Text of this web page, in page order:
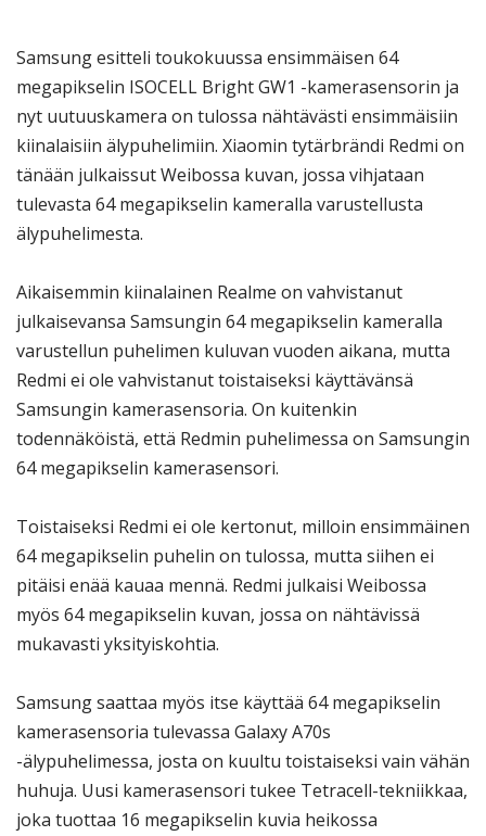
Samsung esitteli toukokuussa ensimmäisen 64
megapikselin ISOCELL Bright GW1 -kamerasensorin ja
nyt uutuuskamera on tulossa nähtävästi ensimmäisiin
kiinalaisiin älypuhelimiin. Xiaomin tytärbrändi Redmi on
tänään julkaissut Weibossa kuvan, jossa vihjataan
tulevasta 64 megapikselin kameralla varustellusta
älypuhelimesta.
Aikaisemmin kiinalainen Realme on vahvistanut
julkaisevansa Samsungin 64 megapikselin kameralla
varustellun puhelimen kuluvan vuoden aikana, mutta
Redmi ei ole vahvistanut toistaiseksi käyttävänsä
Samsungin kamerasensoria. On kuitenkin
todennäköistä, että Redmin puhelimessa on Samsungin
64 megapikselin kamerasensori.
Toistaiseksi Redmi ei ole kertonut, milloin ensimmäinen
64 megapikselin puhelin on tulossa, mutta siihen ei
pitäisi enää kauaa mennä. Redmi julkaisi Weibossa
myös 64 megapikselin kuvan, jossa on nähtävissä
mukavasti yksityiskohtia.
Samsung saattaa myös itse käyttää 64 megapikselin
kamerasensoria tulevassa Galaxy A70s
-älypuhelimessa, josta on kuultu toistaiseksi vain vähän
huhuja. Uusi kamerasensori tukee Tetracell-tekniikkaa,
joka tuottaa 16 megapikselin kuvia heikossa